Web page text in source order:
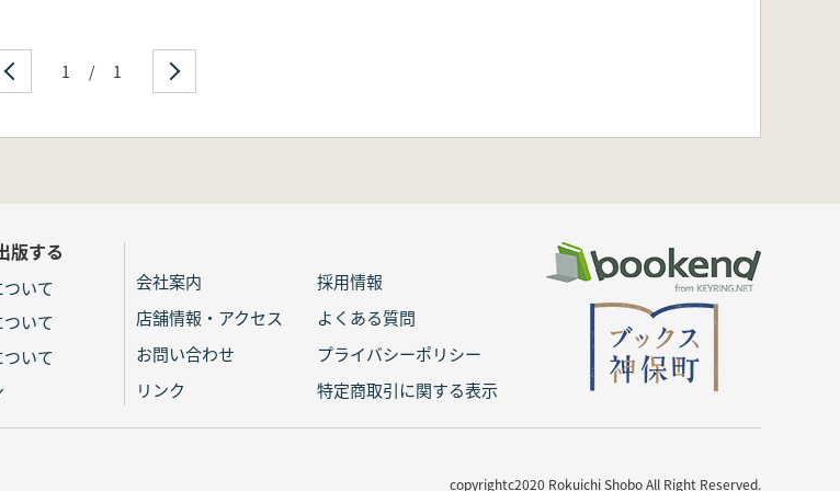
1 / 1
版する
いて
いて
いて
会社案内
採用情報
店舗情報・アクセス
よくある質問
お問い合わせ
プライバシーポリシー
リンク
特定商取引に関する表示
copyrightc2020 Rokuichi Shobo All Right Reserved.